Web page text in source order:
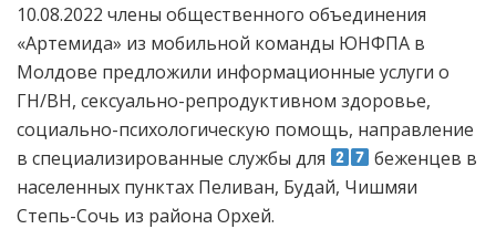
10.08.2022 члены общественного объединения
«Артемида» из мобильной команды ЮНФПА в
Молдове предложили информационные услуги о
ГН/ВН, сексуально-репродуктивном здоровье,
социально-психологическую помощь, направление
в специализированные службы для
беженцев в
населенных пунктах Пеливан, Будай, Чишмяи
Степь-Сочь из района Орхей.